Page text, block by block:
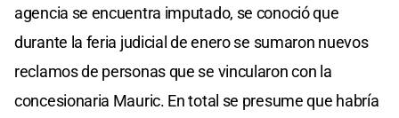
agencia se encuentra imputado, se conoció que
durante la feria judicial de enero se sumaron nuevos
reclamos de personas que se vincularon con la
concesionaria Mauric. En total se presume que habría